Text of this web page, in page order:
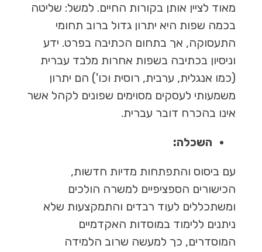
מאוד לציין אותן בקורות החיים. למשל: שליטה
בכמה שפות היא יתרון גדול ברוב תחומי
התעסוקה, אך בתחום הכתיבה בפרט. ידע
וניסיון בכתיבה בשפות אחרות מלבד עברית
(כמו אנגלית, ערבית, רוסית וכו') הם יתרון
משמעותי לעסקים מסוימים שפונים לקהל אשר
אינו בהכרח דובר עברית.
השכלה:
עם ביסוס והתפתחות מדיות חדשות,
הכישורים הספציפיים למשרה הולכים
ומשתכללים לעוד רבדים והתמקצעות שלא
ניתנים ללימוד במוסדות האקדמיים
המוסדרים, כך למעשה שרוב הלמידה